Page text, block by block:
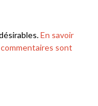
En savoir
sont